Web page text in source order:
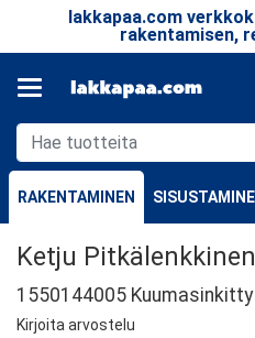
lakkapaa.com
rakentamisen,
RAKENTAMINEN
Ketju
1550144005
Kirjoita arvostelu